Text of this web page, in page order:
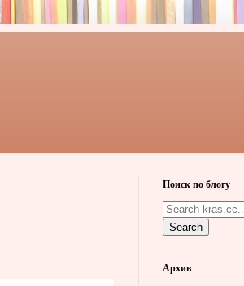
Поиск по блогу
Search
Архив